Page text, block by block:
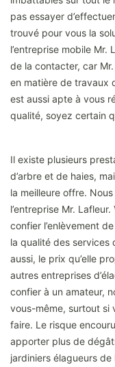
pas essayer
trouvé pour vous la
l’entreprise mobile Mr.
de la contacter, car
en matière de travaux
est aussi apte à vous
qualité, soyez certain
Il existe plusieurs
d’arbre et de haies,
la meilleure offre.
l’entreprise Mr.
confier l’enlèvement
la qualité des services
aussi, le prix qu’elle
autres entreprises
confier à un amateur,
vous-même, surtout si
faire. Le risque
apporter plus de
jardiniers élagueurs